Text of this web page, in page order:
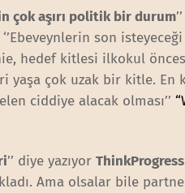
çok aşırı politik bir durum
son
hedef kitlesi ilkokul
yaşa çok uzak bir kitle.
ciddiye alacak olması’’
’’ diye yazıyorThinkProgress
Ama olsalar bile